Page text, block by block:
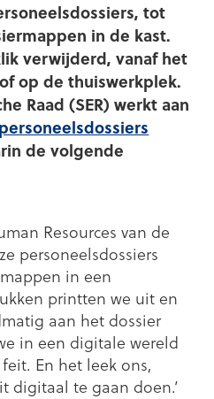
tot
in de kast.
verwijderd, vanaf het
op de thuiswerkplek.
Raad (SER) werkt aan
personeelsdossiers
de volgende
Resources van de
personeelsdossiers
in een
printten we uit en
aan het dossier
in een digitale wereld
En het leek ons,
digitaal te gaan doen.’